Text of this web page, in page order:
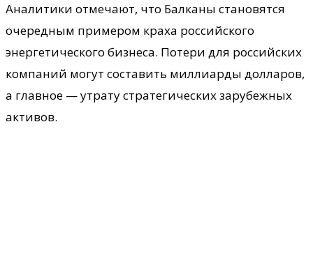
Аналитики отмечают, что Балканы становятся
очередным примером краха российского
энергетического бизнеса. Потери для российских
компаний могут составить миллиарды долларов,
а главное — утрату стратегических зарубежных
активов.